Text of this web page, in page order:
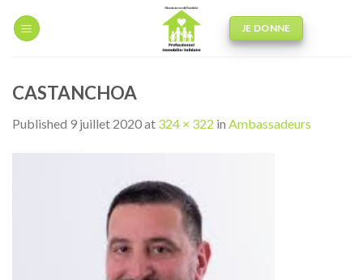
JE DONNE
CASTANCHOA
Published 9 juillet 2020at 324 × 322 in Ambassadeurs